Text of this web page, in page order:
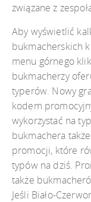
związane z
Aby wyświetlić
bukmacherskich
menu górnego
bukmacherzy
typerów. Nowy
kodem
wykorzystać na
bukmachera
promocji, które
typów na dziś.
także
Jeśli Biało-